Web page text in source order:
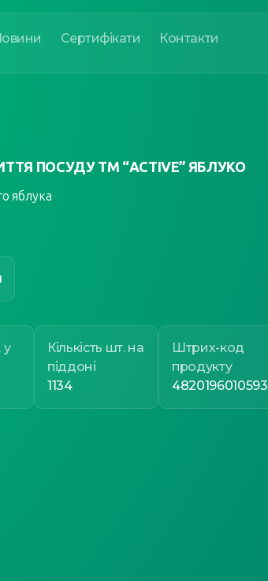
Сертифікати Контакти
ПОСУДУ ТМ “ACTIVE” ЯБЛУКО
яблука
у
Кількість шт. на
піддоні
1134
Штрих-код
продукту
4820196010593